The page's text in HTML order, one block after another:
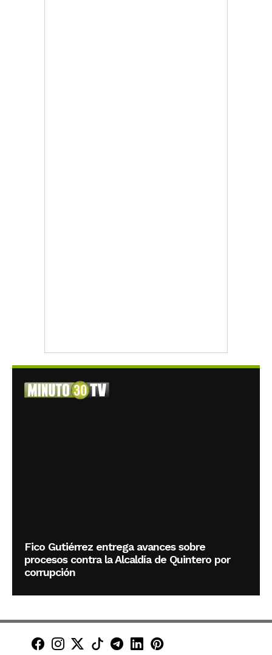
Fico Gutiérrez entrega avances sobre
procesos contra la Alcaldía de Quintero por
corrupción
Minuto30 en Facebook
Minuto30 en Instagram
Minuto30 en X (Twitter)
Minuto30 en TikTok
Canal de Minuto30 en
Minuto30 en LinkedIn
Minuto30 en